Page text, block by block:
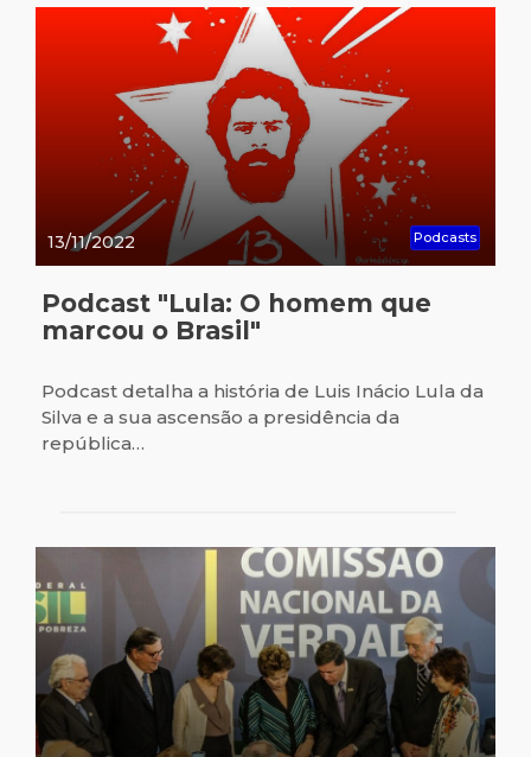
13/11/2022 Podcasts
Podcast "Lula: O homem que
marcou o Brasil"
Podcast detalha a história de Luis Inácio Lula da
Silva e a sua ascensão a presidência da
república…